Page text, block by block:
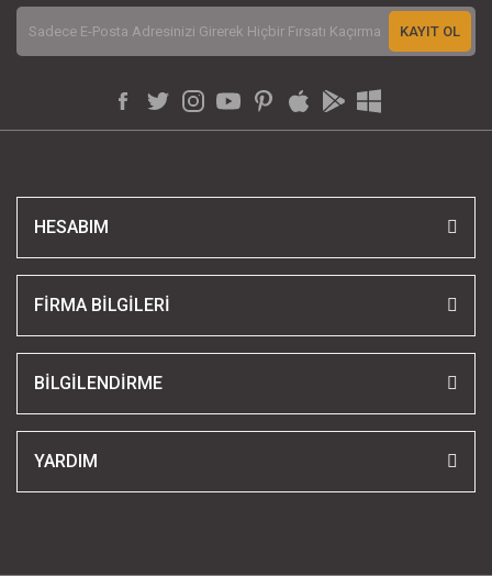
KAYIT OL
HESABIM
FİRMA BİLGİLERİ
BİLGİLENDİRME
YARDIM